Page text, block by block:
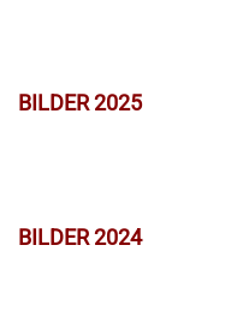
BILDER 2025
BILDER 2024